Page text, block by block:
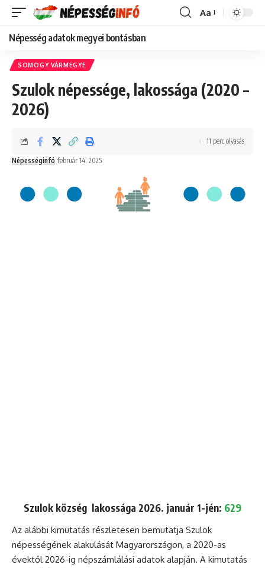
Font
Aa
Népesség adatok megyei bontásban
SOMOGY VÁRMEGYE
Szulok népessége, lakossága (2020 –
2026)
Népességinfó február 14, 2025
11 perc olvasás
Szulok község lakossága 2026. január 1-jén: 629
Az alábbi kimutatás részletesen bemutatja Szulok
népességének alakulását Magyarországon, a 2020-as
évektől 2026-ig népszámlálási adatok alapján. A kimutatás